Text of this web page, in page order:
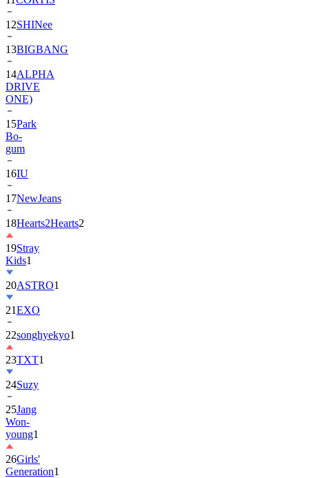
13BIGBANG
14ALPHA
DRIVE
ONE)
15Park
Bo-
gum
16IU
17NewJeans
18Hearts2Hearts
19Stray
Kids
20ASTRO
21EXO
22songhyekyo
23TXT1
24Suzy
25Jang
Won-
young1
26Girls'
Generation
27BOYNEXTDOOR